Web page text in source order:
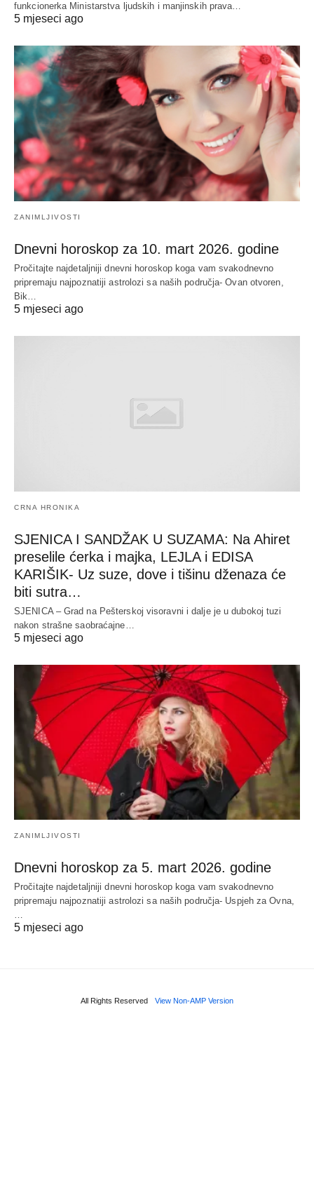
funkcionerka Ministarstva ljudskih i manjinskih prava…
5 mjeseci ago
ZANIMLJIVOSTI
Dnevni horoskop za 10. mart 2026. godine
Pročitajte najdetaljniji dnevni horoskop koga vam svakodnevno
pripremaju najpoznatiji astrolozi sa naših područja- Ovan otvoren,
Bik…
5 mjeseci ago
CRNA HRONIKA
SJENICA I SANDŽAK U SUZAMA: Na Ahiret
preselile ćerka i majka, LEJLA i EDISA
KARIŠIK- Uz suze, dove i tišinu dženaza će
biti sutra…
SJENICA – Grad na Pešterskoj visoravni i dalje je u dubokoj tuzi
nakon strašne saobraćajne…
5 mjeseci ago
ZANIMLJIVOSTI
Dnevni horoskop za 5. mart 2026. godine
Pročitajte najdetaljniji dnevni horoskop koga vam svakodnevno
pripremaju najpoznatiji astrolozi sa naših područja- Uspjeh za Ovna,
…
5 mjeseci ago
All Rights Reserved View Non-AMP Version